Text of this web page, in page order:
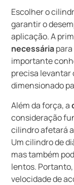
Escolher o
garantir o
aplicação. A
necessária
importante
precisa levantar
dimensionado
Além da força, a
consideração
cilindro afetará
Um cilindro de
mas também
lentos.
velocidade de